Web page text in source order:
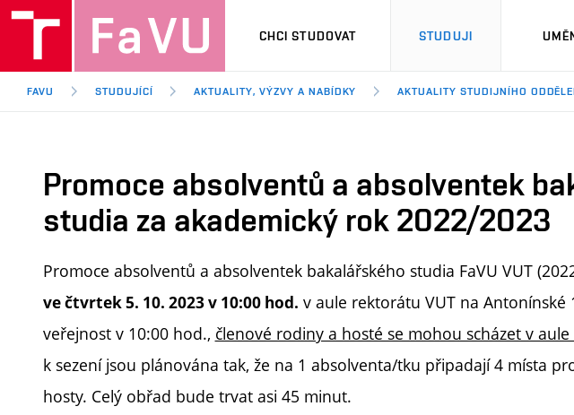
CHCI STUDOVAT STUDUJI
FAVU STUDUJÍCÍ AKTUALITY, VÝZVY A NABÍDKY AKTUALITY STUDIJNÍHO
Promoce absolventů a absolventek
studia za akademický rok 2022/2023
Promoce absolventů a absolventek bakalářského studia FaVU VUT
ve čtvrtek 5. 10. 2023 v 10:00 hod. v aule rektorátu VUT na Antonínské
veřejnost v 10:00 hod., členové rodiny a hosté se mohou scházet v
k sezení jsou plánována tak, že na 1 absolventa/tku připadají 4 místa
hosty. Celý obřad bude trvat asi 45 minut.